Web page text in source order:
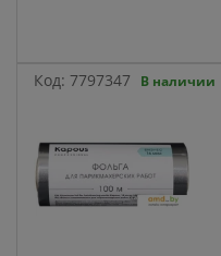
Код: 7797347 В наличии